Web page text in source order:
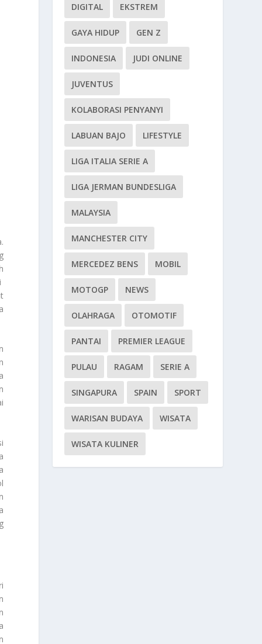
DIGITAL EKSTREM
GAYA HIDUP GEN Z
INDONESIA JUDI ONLINE
JUVENTUS
KOLABORASI PENYANYI
LABUAN BAJO LIFESTYLE
LIGA ITALIA SERIE A
LIGA JERMAN BUNDESLIGA
MALAYSIA
MANCHESTER CITY
MERCEDEZ BENS MOBIL
MOTOGP NEWS
OLAHRAGA OTOMOTIF
PANTAI PREMIER LEAGUE
PULAU RAGAM SERIE A
SINGAPURA SPAIN SPORT
WARISAN BUDAYA WISATA
WISATA KULINER